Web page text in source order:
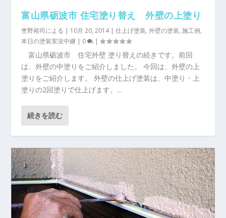
富山県砺波市 住宅塗り替え 外壁の上塗り
杢野裕司による | 10月 20, 2014|仕上げ塗装,外壁の塗装,施工例,
本日の塗装実況中継 | 0 |
富山県砺波市 住宅外壁 塗り替えの続きです。前回
は、外壁の中塗りをご紹介しました。 今回は、外壁の上
塗りをご紹介します。 外壁の仕上げ塗装は、中塗り・上
塗りの2回塗りで仕上げます。...
続きを読む